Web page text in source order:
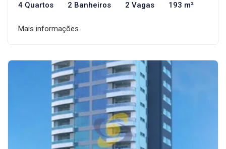
4 Quartos 2 Banheiros 2 Vagas 193 m²
Mais informações